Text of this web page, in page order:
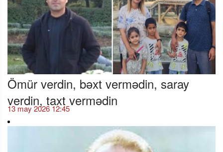
Ömür verdin, bəxt vermədin, saray
verdin, taxt vermədin
13 may 2026 12:45